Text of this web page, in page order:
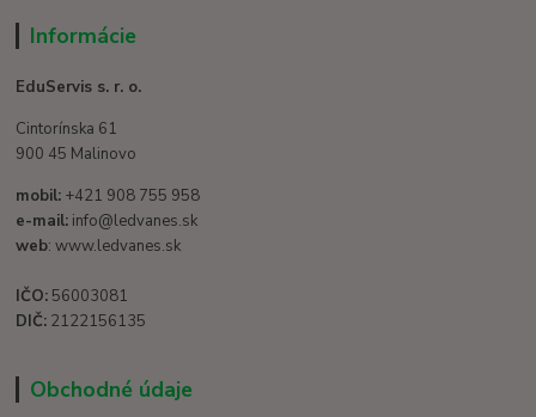
Informácie
EduServis s. r. o.
Cintorínska 61
900 45 Malinovo
mobil: +421 908 755 958
e-mail: info@ledvanes.sk
web: www.ledvanes.sk
IČO: 56003081
DIČ: 2122156135
Obchodné údaje